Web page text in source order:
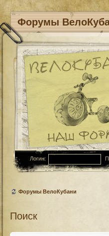
Форумы
Логин:
Форумы ВелоКубани
Поиск